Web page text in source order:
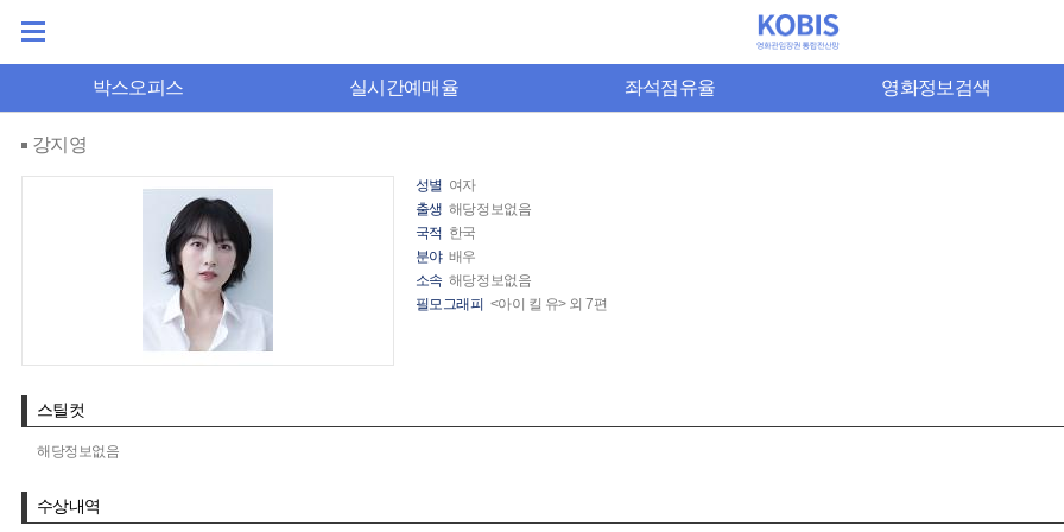
박스오피스 실시간예매율 좌석점유율 영화정보검색
강지영
성별 여자
출생 해당정보없음
국적 한국
분야 배우
소속 해당정보없음
필모그래피 <아이 킬 유> 외 7편
스틸컷
해당정보없음
수상내역